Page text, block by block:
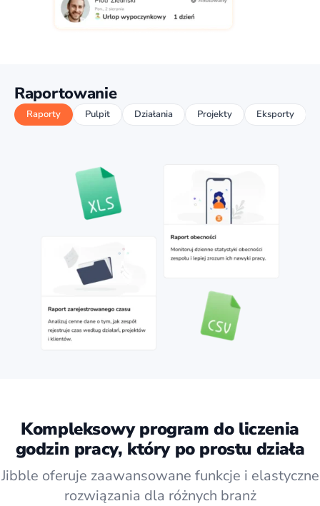
Raportowanie
Raporty Pulpit Działania Projekty Eksporty
Kompleksowy program do liczenia
godzin pracy, który po prostu działa
Jibble oferuje zaawansowane funkcje i elastyczne
rozwiązania dla różnych branż